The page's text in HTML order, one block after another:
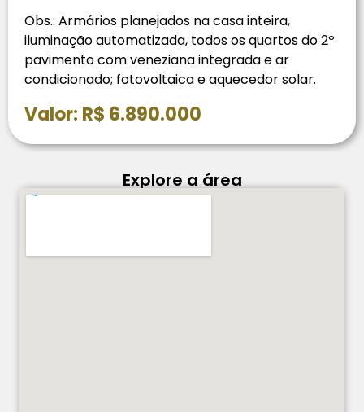
Obs.: Armários planejados na casa inteira,
iluminação automatizada, todos os quartos do 2º
pavimento com veneziana integrada e ar
condicionado; fotovoltaica e aquecedor solar.
Valor: R$ 6.890.000
Explore a área